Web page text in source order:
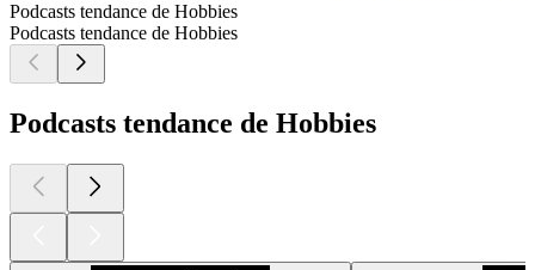
Podcasts tendance de Hobbies
Podcasts tendance de Hobbies
Podcasts tendance de Hobbies